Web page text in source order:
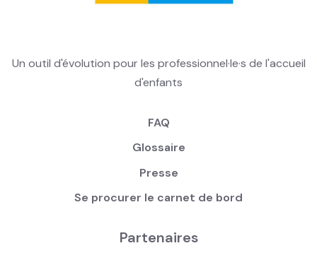
Un outil d'évolution pour les professionnel·le·s de l'accueil
d'enfants
FAQ
Glossaire
Presse
Se procurer le carnet de bord
Partenaires